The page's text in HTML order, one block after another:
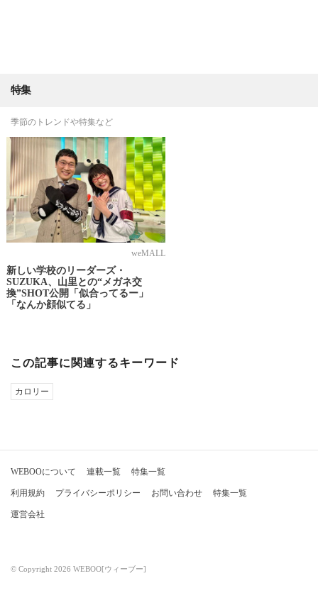
特集
季節のトレンドや特集など
weMALL
新しい学校のリーダーズ・
SUZUKA、山里との“メガネ交
換”SHOT公開「似合ってるー」
「なんか顔似てる」
この記事に関連するキーワード
カロリー
WEBOOについて 連載一覧 特集一覧
利用規約 プライバシーポリシー お問い合わせ 特集一覧
運営会社
© Copyright 2026 WEBOO[ウィーブー]